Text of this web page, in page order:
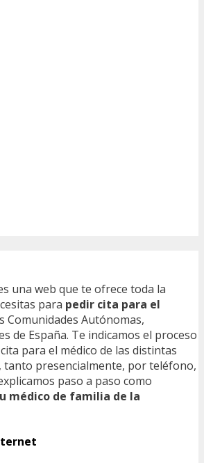
una web que te ofrece toda la
para pedir cita para el
Comunidades Autónomas,
de España. Te indicamos el proceso
para el médico de las distintas
presencialmente, por teléfono,
paso a paso como
médico de familia de la